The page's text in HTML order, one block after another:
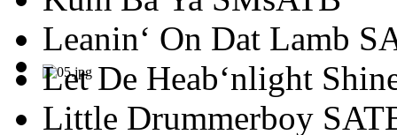
Leanin‘ On Dat Lamb
Let De Heab‘nlight
Little Drummerboy